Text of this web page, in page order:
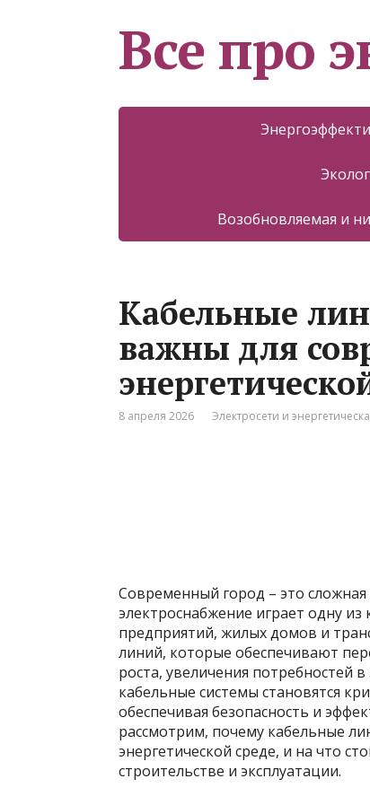
Все про
Возобновляемая и
Кабельные
важны для
8 апреля 2026 Электросети и
Современный город – это
электроснабжение играет одну
предприятий, жилых домов и
линий, которые обеспечивают
роста, увеличения потребностей
кабельные системы становятся
обеспечивая безопасность и
рассмотрим, почему кабельные
энергетической среде, и на что
строительстве и эксплуатации.